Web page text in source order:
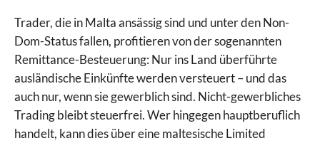
Trader, die in Malta ansässig sind und unter den Non-
Dom-Status fallen, profitieren von der sogenannten
Remittance-Besteuerung: Nur ins Land überführte
ausländische Einkünfte werden versteuert – und das
auch nur, wenn sie gewerblich sind. Nicht-gewerbliches
Trading bleibt steuerfrei. Wer hingegen hauptberuflich
handelt, kann dies über eine maltesische Limited